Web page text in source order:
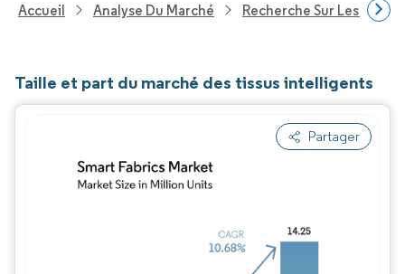
Accueil Analyse Du Marché Recherche Sur Les
Taille et part du marché des tissus intelligents
Partager